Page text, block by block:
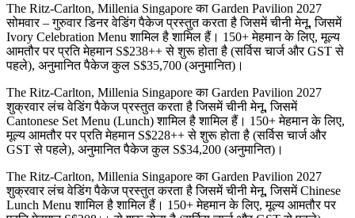
The Ritz-Carlton, Millenia Singapore का Garden Pavilion 2027
सोमवार – गुरुवार डिनर वेडिंग पैकेज प्रस्तुत करता है जिसमें चीनी मेनू, जिसमें
Ivory Celebration Menu शामिल है शामिल हैं। 150+ मेहमान के लिए, मूल्य
आमतौर पर प्रति मेहमान S$238++ से शुरू होता है (सर्विस चार्ज और GST से
पहले), अनुमानित पैकेज कुल S$35,700 (अनुमानित)।
The Ritz-Carlton, Millenia Singapore का Garden Pavilion 2027
शुक्रवार लंच वेडिंग पैकेज प्रस्तुत करता है जिसमें चीनी मेनू, जिसमें
Cantonese Set Menu (Lunch) शामिल है शामिल हैं। 150+ मेहमान के लिए,
मूल्य आमतौर पर प्रति मेहमान S$228++ से शुरू होता है (सर्विस चार्ज और
GST से पहले), अनुमानित पैकेज कुल S$34,200 (अनुमानित)।
The Ritz-Carlton, Millenia Singapore का Garden Pavilion 2027
शुक्रवार लंच वेडिंग पैकेज प्रस्तुत करता है जिसमें चीनी मेनू, जिसमें Chinese
Lunch Menu शामिल है शामिल हैं। 150+ मेहमान के लिए, मूल्य आमतौर पर